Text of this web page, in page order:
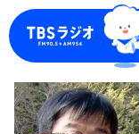
マイページ